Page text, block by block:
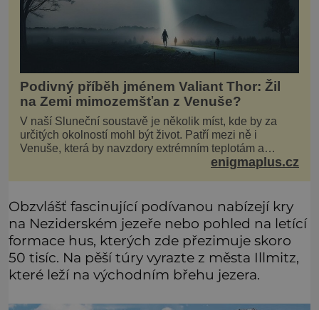
Podivný příběh jménem Valiant Thor: Žil
na Zemi mimozemšťan z Venuše?
V naší Sluneční soustavě je několik míst, kde by za
určitých okolností mohl být život. Patří mezi ně i
Venuše, která by navzdory extrémním teplotám a
smrtícímu složení atmosféry teoreticky mohla ukrývat
enigmaplus.cz
Obzvlášť fascinující podívanou nabízejí kry
na Neziderském jezeře nebo pohled na letící
formace hus, kterých zde přezimuje skoro
50 tisíc. Na pěší túry vyrazte z města Illmitz,
které leží na východním břehu jezera.